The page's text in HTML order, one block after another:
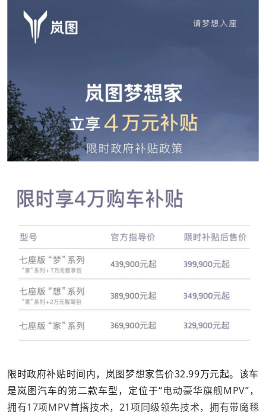
限时政府补贴时间内，岚图梦想家售价32.99万元起。该车
是岚图汽车的第二款车型，定位于“电动豪华旗舰MPV”，
拥有17项MPV首搭技术，21项同级领先技术， 拥有带魔毯